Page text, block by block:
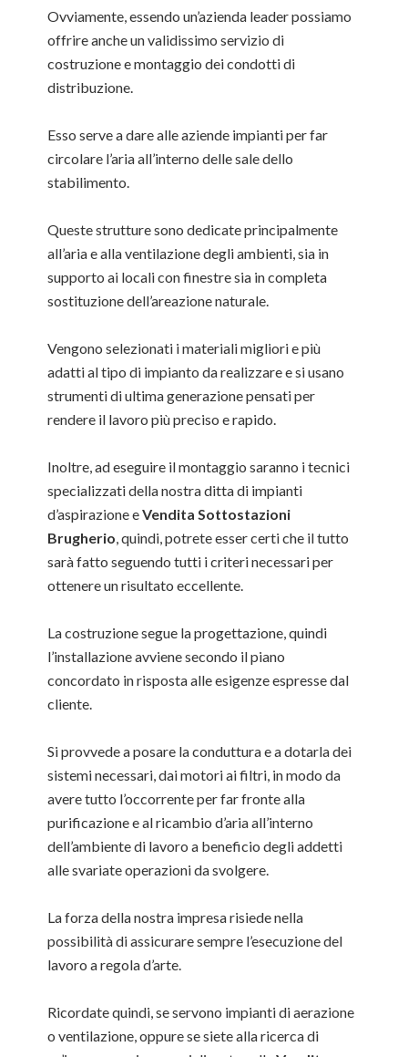
Ovviamente, essendo un’azienda leader possiamo
offrire anche un validissimo servizio di
costruzione e montaggio dei condotti di
distribuzione.
Esso serve a dare alle aziende impianti per far
circolare l’aria all’interno delle sale dello
stabilimento.
Queste strutture sono dedicate principalmente
all’aria e alla ventilazione degli ambienti, sia in
supporto ai locali con finestre sia in completa
sostituzione dell’areazione naturale.
Vengono selezionati i materiali migliori e più
adatti al tipo di impianto da realizzare e si usano
strumenti di ultima generazione pensati per
rendere il lavoro più preciso e rapido.
Inoltre, ad eseguire il montaggio saranno i tecnici
specializzati della nostra ditta di impianti
d’aspirazione eVendita Sottostazioni
Brugherio, quindi, potrete esser certi che il tutto
sarà fatto seguendo tutti i criteri necessari per
ottenere un risultato eccellente.
La costruzione segue la progettazione, quindi
l’installazione avviene secondo il piano
concordato in risposta alle esigenze espresse dal
cliente.
Si provvede a posare la conduttura e a dotarla dei
sistemi necessari, dai motori ai filtri, in modo da
avere tutto l’occorrente per far fronte alla
purificazione e al ricambio d’aria all’interno
dell’ambiente di lavoro a beneficio degli addetti
alle svariate operazioni da svolgere.
La forza della nostra impresa risiede nella
possibilità di assicurare sempre l’esecuzione del
lavoro a regola d’arte.
Ricordate quindi, se servono impianti di aerazione
o ventilazione, oppure se siete alla ricerca di